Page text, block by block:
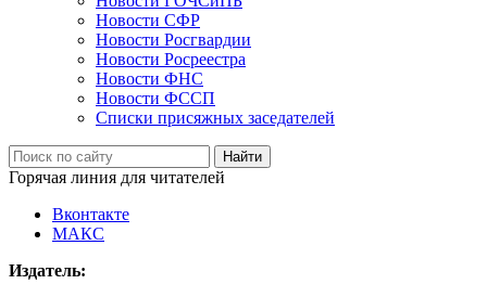
Новости СФР
Новости Росгвардии
Новости Росреестра
Новости ФНС
Новости ФССП
Списки присяжных заседателей
Горячая линия для читателей
Вконтакте
МАКС
Издатель: